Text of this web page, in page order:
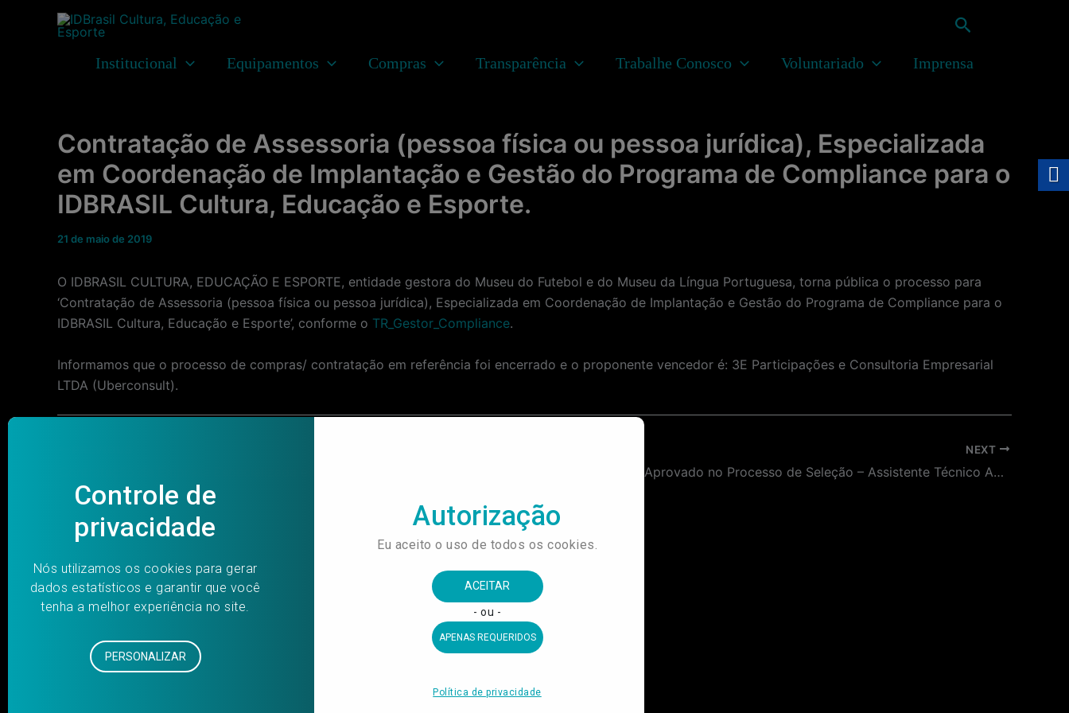
Pesquisar
Institucional Equipamentos Compras Transparência Trabalhe Conosco Voluntariado Imprensa
Contratação de Assessoria (pessoa física ou pessoa jurídica), Especializada
em Coordenação de Implantação e Gestão do Programa de Compliance para o
IDBRASIL Cultura, Educação e Esporte.
21 de maio de 2019
O IDBRASIL CULTURA, EDUCAÇÃO E ESPORTE, entidade gestora do Museu do Futebol e do Museu da Língua Portuguesa, torna pública o processo para
‘Contratação de Assessoria (pessoa física ou pessoa jurídica), Especializada em Coordenação de Implantação e Gestão do Programa de Compliance para o
IDBRASIL Cultura, Educação e Esporte’, conforme o TR_Gestor_Compliance.
Informamos que o processo de compras/ contratação em referência foi encerrado e o proponente vencedor é: 3E Participações e Consultoria Empresarial
LTDA (Uberconsult).
NEXT
Aprovado no Processo de Seleção – Assistente Técnico Adm e Financeiro – Tempo determinado